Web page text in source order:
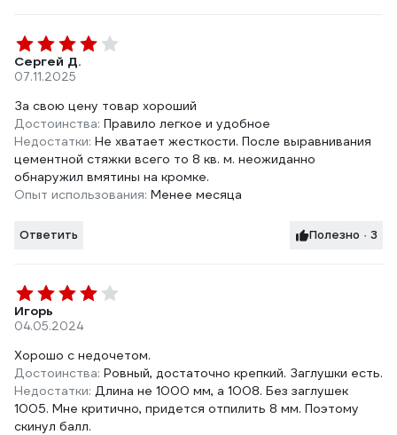
Сергей Д.
07.11.2025
За свою цену товар хороший
Достоинства: Правило легкое и удобное
Недостатки: Не хватает жесткости. После выравнивания
цементной стяжки всего то 8 кв. м. неожиданно
обнаружил вмятины на кромке.
Опыт использования: Менее месяца
Ответить Полезно · 3
Игорь
04.05.2024
Хорошо с недочетом.
Достоинства: Ровный, достаточно крепкий. Заглушки есть.
Недостатки: Длина не 1000 мм, а 1008. Без заглушек
1005. Мне критично, придется отпилить 8 мм. Поэтому
скинул балл.